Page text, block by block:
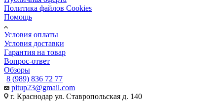
Политика файлов Cookies
Помощь
Условия оплаты
Условия доставки
Гарантия на товар
Вопрос-ответ
Обзоры
8 (989) 836 72 77
pitup23@gmail.com
г. Краснодар ул. Ставропольская д. 140